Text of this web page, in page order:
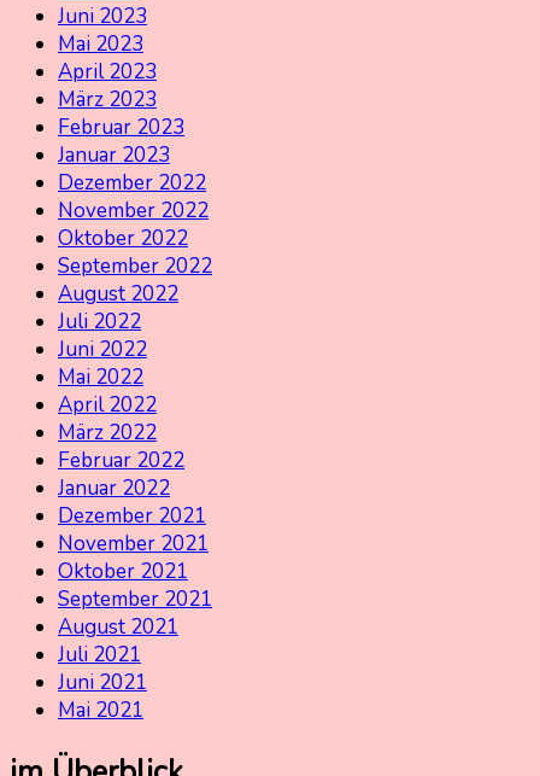
Juni 2023
Mai 2023
April 2023
März 2023
Februar 2023
Januar 2023
Dezember 2022
November 2022
Oktober 2022
September 2022
August 2022
Juli 2022
Juni 2022
Mai 2022
April 2022
März 2022
Februar 2022
Januar 2022
Dezember 2021
November 2021
Oktober 2021
September 2021
August 2021
Juli 2021
Juni 2021
Mai 2021